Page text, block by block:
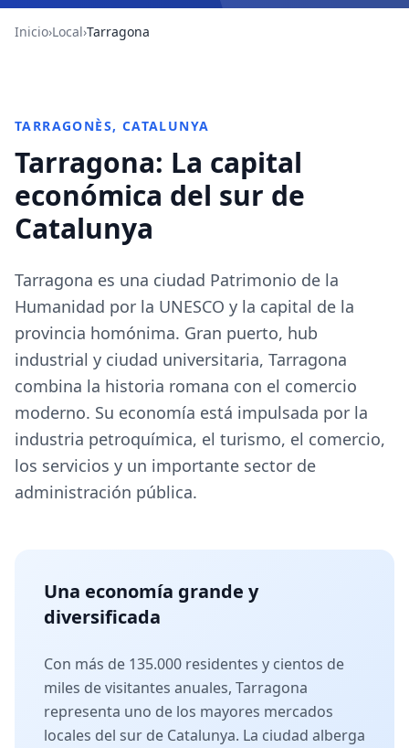
Inicio›Local›Tarragona
TARRAGONÈS, CATALUNYA
Tarragona: La capital
económica del sur de
Catalunya
Tarragona es una ciudad Patrimonio de la
Humanidad por la UNESCO y la capital de la
provincia homónima. Gran puerto, hub
industrial y ciudad universitaria, Tarragona
combina la historia romana con el comercio
moderno. Su economía está impulsada por la
industria petroquímica, el turismo, el comercio,
los servicios y un importante sector de
administración pública.
Una economía grande y
diversificada
Con más de 135.000 residentes y cientos de
miles de visitantes anuales, Tarragona
representa uno de los mayores mercados
locales del sur de Catalunya. La ciudad alberga